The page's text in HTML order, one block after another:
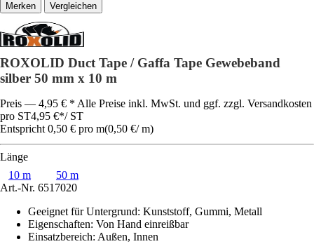
Vergleichen
ROXOLID Duct Tape / Gaffa Tape Gewebeband
silber 50 mm x 10 m
Preis — 4,95 € * Alle Preise inkl. MwSt. und ggf. zzgl. Versandkosten
pro ST4,95 €*/ ST
Entspricht 0,50 € pro m(0,50 €/ m)
Länge
10 m
50 m
Art.-Nr. 6517020
Geeignet für Untergrund: Kunststoff, Gummi, Metall
Eigenschaften: Von Hand einreißbar
Einsatzbereich: Außen, Innen